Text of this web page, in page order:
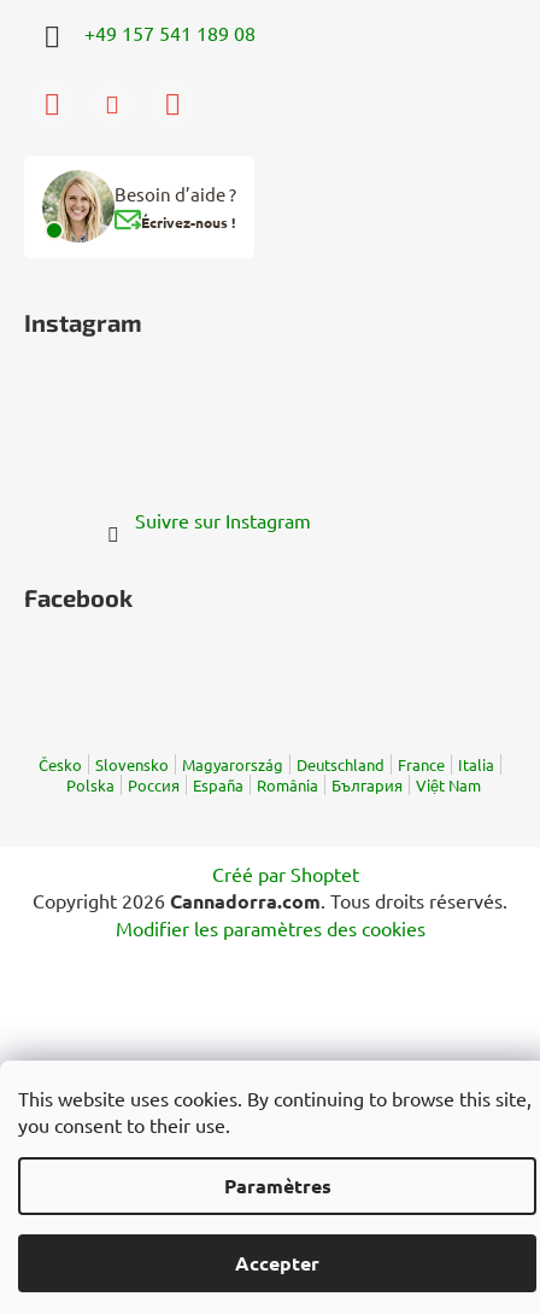
This website uses cookies. By continuing to browse this site,
you consent to their use.
Paramètres
Accepter
+49 157 541 189 08
Besoin d’aide ?
Écrivez-nous !
Instagram
Suivre sur Instagram
Facebook
Česko Slovensko Magyarország Deutschland France
Italia
Polska
Россия España România България Việt Nam
Créé par Shoptet
Copyright 2026 Cannadorra.com. Tous droits réservés.
Modifier les paramètres des cookies